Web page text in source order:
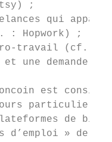
;
qui
: Hopwork) ;
travail (cf.
demande de
est
particuliers,
de
d’emploi » de